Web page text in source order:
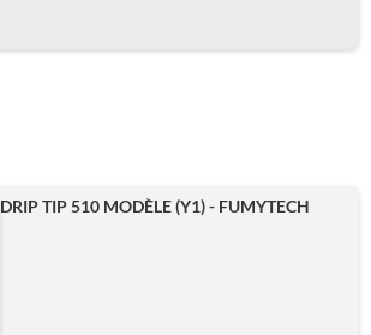
DRIP TIP 510 MODÈLE (Y1) - FUMYTECH